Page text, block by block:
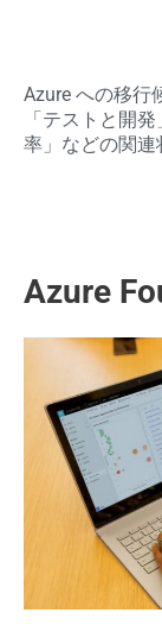
Azure への移行
「テストと開
率」などの関
Azure